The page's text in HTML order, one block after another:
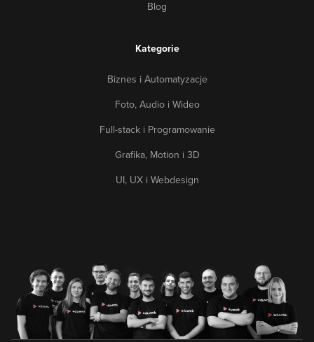
Blog
Kategorie
Biznes i Automatyzacje
Foto, Audio i Wideo
Full-stack i Programowanie
Grafika, Motion i 3D
UI, UX i Webdesign